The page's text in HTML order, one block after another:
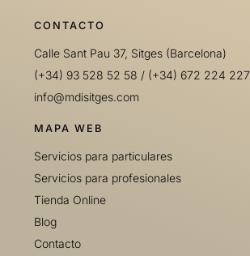
CONTACTO
Calle Sant Pau 37, Sitges (Barcelona)
(+34) 93 528 52 58 / (+34) 672 224 227
info@mdisitges.com
MAPA WEB
Servicios para particulares
Servicios para profesionales
Tienda Online
Blog
Contacto